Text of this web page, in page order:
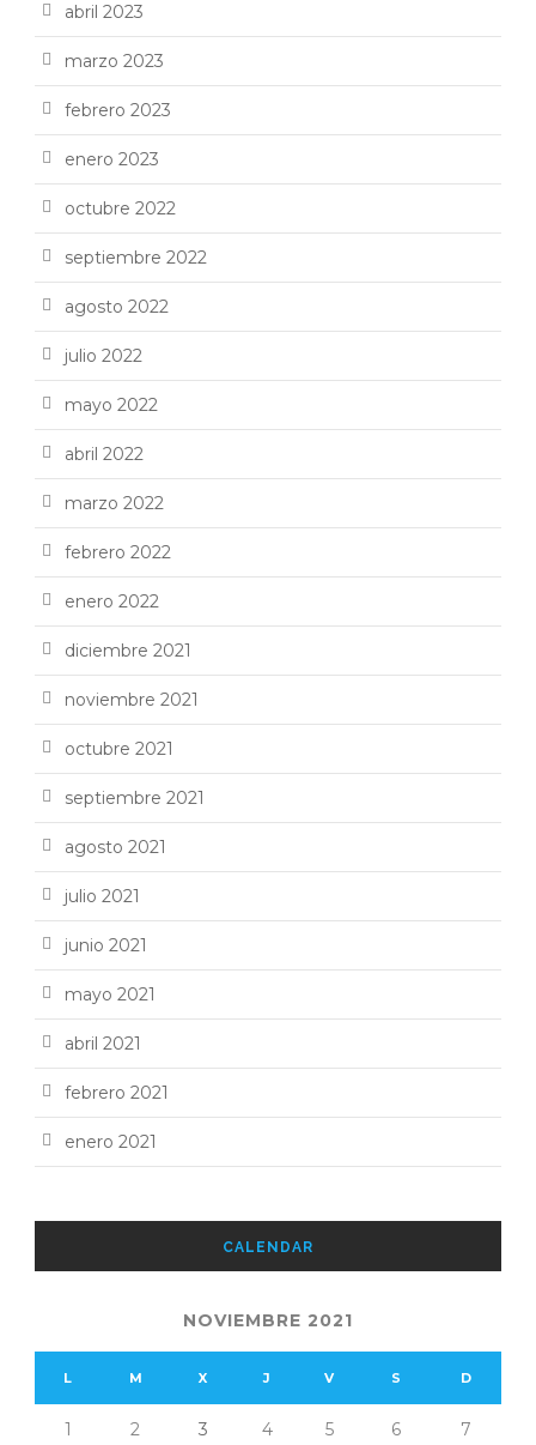
abril 2023
marzo 2023
febrero 2023
enero 2023
octubre 2022
septiembre 2022
agosto 2022
julio 2022
mayo 2022
abril 2022
marzo 2022
febrero 2022
enero 2022
diciembre 2021
noviembre 2021
octubre 2021
septiembre 2021
agosto 2021
julio 2021
junio 2021
mayo 2021
abril 2021
febrero 2021
enero 2021
CALENDAR
NOVIEMBRE 2021
L M X J V S D
1 2 3 4 5 6 7